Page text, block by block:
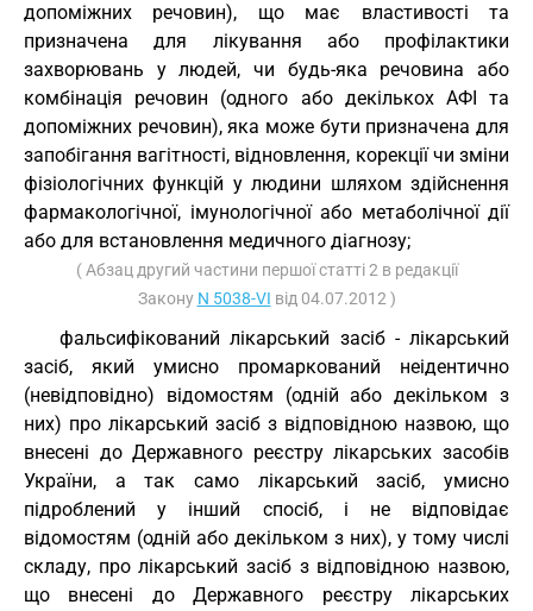
допоміжних речовин), що має властивості та
призначена для лікування або профілактики
захворювань у людей, чи будь-яка речовина або
комбінація речовин (одного або декількох АФІ та
допоміжних речовин), яка може бути призначена для
запобігання вагітності, відновлення, корекції чи зміни
фізіологічних функцій у людини шляхом здійснення
фармакологічної, імунологічної або метаболічної дії
або для встановлення медичного діагнозу;
( Абзац другий частини першої статті 2 в редакції
Закону N 5038-VI від 04.07.2012 )
фальсифікований лікарський засіб - лікарський
засіб, який умисно промаркований неідентично
(невідповідно) відомостям (одній або декільком з
них) про лікарський засіб з відповідною назвою, що
внесені до Державного реєстру лікарських засобів
України, а так само лікарський засіб, умисно
підроблений у інший спосіб, і не відповідає
відомостям (одній або декільком з них), у тому числі
складу, про лікарський засіб з відповідною назвою,
що внесені до Державного реєстру лікарських